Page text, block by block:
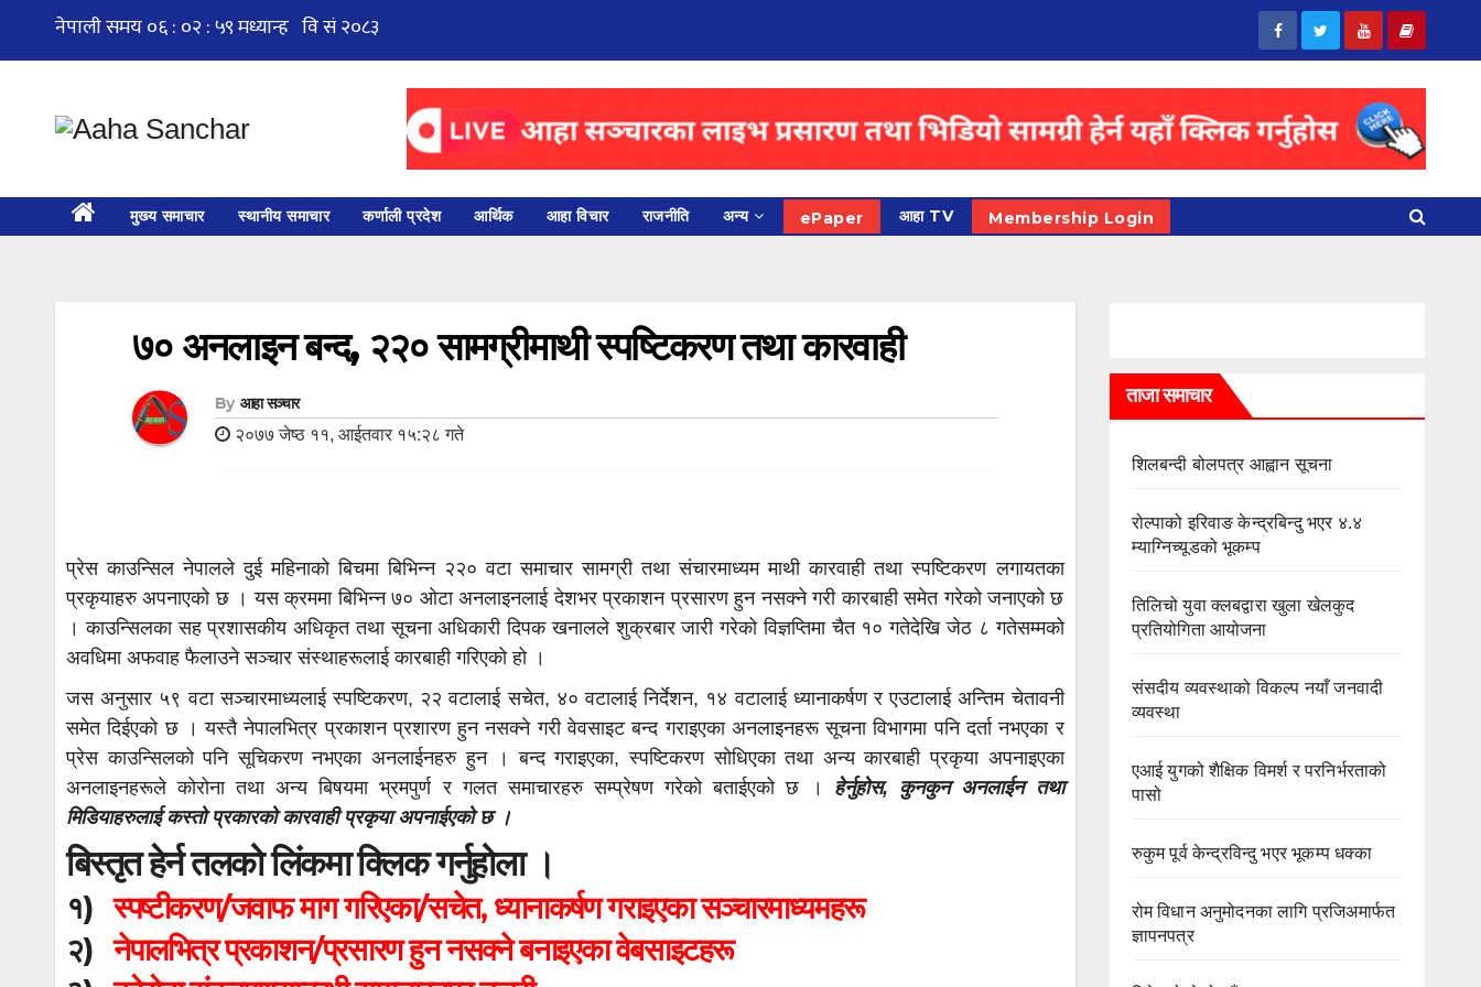
मुख्य समाचार स्थानीय समाचार कर्णाली प्रदेश आर्थिक आहा विचार राजनीति अन्य ePaper आहा TV Membership Login
७० अनलाइन बन्द, २२० सामग्रीमाथी स्पष्टिकरण तथा कारवाही
By आहा सञ्चार
२०७७ जेष्ठ ११, आईतवार १५:२८ गते
प्रेस काउन्सिल नेपालले दुई महिनाको बिचमा बिभिन्न २२० वटा समाचार सामग्री तथा संचारमाध्यम माथी कारवाही तथा स्पष्टिकरण लगायतका
प्रकृयाहरु अपनाएको छ । यस क्रममा बिभिन्न ७० ओटा अनलाइनलाई देशभर प्रकाशन प्रसारण हुन नसक्ने गरी कारबाही समेत गरेको जनाएको छ
। काउन्सिलका सह प्रशासकीय अधिकृत तथा सूचना अधिकारी दिपक खनालले शुक्रबार जारी गरेको विज्ञप्तिमा चैत १० गतेदेखि जेठ ८ गतेसम्मको
अवधिमा अफवाह फैलाउने सञ्चार संस्थाहरूलाई कारबाही गरिएको हो ।
जस अनुसार ५९ वटा सञ्चारमाध्यलाई स्पष्टिकरण, २२ वटालाई सचेत, ४० वटालाई निर्देशन, १४ वटालाई ध्यानाकर्षण र एउटालाई अन्तिम चेतावनी
समेत दिईएको छ । यस्तै नेपालभित्र प्रकाशन प्रशारण हुन नसक्ने गरी वेवसाइट बन्द गराइएका अनलाइनहरू सूचना विभागमा पनि दर्ता नभएका र
प्रेस काउन्सिलको पनि सूचिकरण नभएका अनलाईनहरु हुन । बन्द गराइएका, स्पष्टिकरण सोधिएका तथा अन्य कारबाही प्रकृया अपनाइएका
अनलाइनहरूले कोरोना तथा अन्य बिषयमा भ्रमपुर्ण र गलत समाचारहरु सम्प्रेषण गरेको बताईएको छ । हेर्नुहोस, कुनकुन अनलाईन तथा
मिडियाहरुलाई कस्तो प्रकारको कारवाही प्रकृया अपनाईएको छ ।
बिस्तृत हेर्न तलको लिंकमा क्लिक गर्नुहोला ।
१)स्पष्टीकरण/जवाफ माग गरिएका/सचेत, ध्यानाकर्षण गराइएका सञ्चारमाध्यमहरू
२)नेपालभित्र प्रकाशन/प्रसारण हुन नसक्ने बनाइएका वेबसाइटहरू
ताजा समाचार
शिलबन्दी बोलपत्र आह्वान सूचना
रोल्पाको इरिवाङ केन्द्रबिन्दु भएर ४.४
म्याग्निच्यूडको भूकम्प
तिलिचो युवा क्लबद्वारा खुला खेलकुद
प्रतियोगिता आयोजना
संसदीय व्यवस्थाको विकल्प नयाँ जनवादी
व्यवस्था
एआई युगको शैक्षिक विमर्श र परनिर्भरताको
पासो
रुकुम पूर्व केन्द्रविन्दु भएर भूकम्प धक्का
रोम विधान अनुमोदनका लागि प्रजिअमार्फत
ज्ञापनपत्र